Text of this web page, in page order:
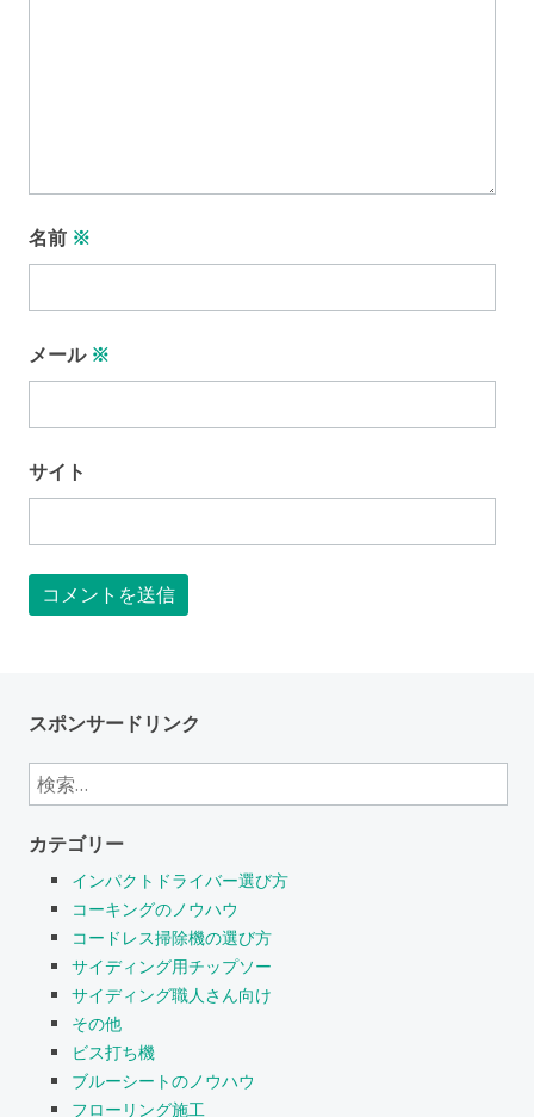
名前 ※
メール ※
サイト
スポンサードリンク
検
索:
カテゴリー
インパクトドライバー選び方
コーキングのノウハウ
コードレス掃除機の選び方
サイディング用チップソー
サイディング職人さん向け
その他
ビス打ち機
ブルーシートのノウハウ
フローリング施工